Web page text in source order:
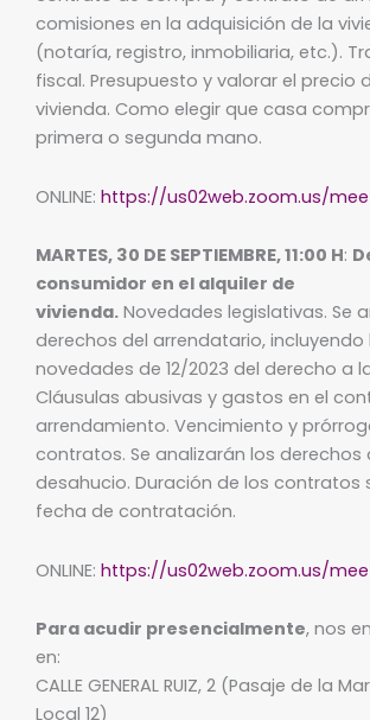
comisiones en la adquisición de la
(notaría, registro, inmobiliaria, etc.).
fiscal. Presupuesto y valorar el precio
vivienda. Como elegir que casa
primera o segunda mano.
ONLINE: https://us02web.zoom.us/
MARTES, 30 DE SEPTIEMBRE, 11:00 H:
consumidor en el alquiler de
vivienda. Novedades legislativas. Se
derechos del arrendatario, incluyendo
novedades de 12/2023 del derecho a
Cláusulas abusivas y gastos en el
arrendamiento. Vencimiento y
contratos. Se analizarán los derechos
desahucio. Duración de los contratos
fecha de contratación.
ONLINE: https://us02web.zoom.us/
Para acudir presencialmente, nos
en:
CALLE GENERAL RUIZ, 2 (Pasaje de la
Local 12)